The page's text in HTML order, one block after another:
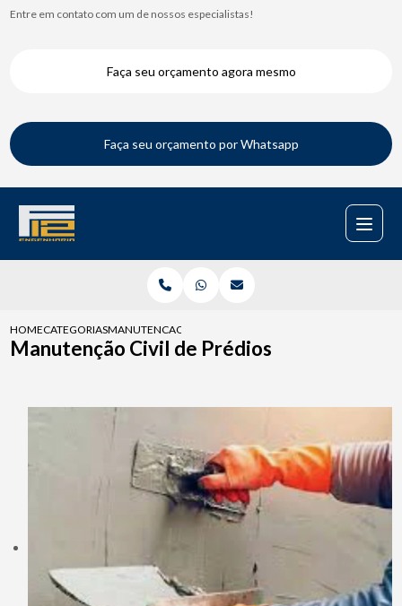
Entre em contato com um de nossos especialistas!
Faça seu orçamento agora mesmo
Faça seu orçamento por Whatsapp
HOMECATEGORIASMANUTENCAO CIVIL DE PREDIOS
Manutenção Civil de Prédios